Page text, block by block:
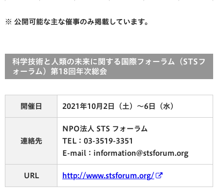
※ 公開可能な主な催事のみ掲載しています。
科学技術と人類の未来に関する国際フォーラム（STSフ
ォーラム）第18回年次総会
開催日 2021年10月2日（土）～6日（水）
連絡先
NPO法人 STS フォーラム
TEL：03-3519-3351
E-mail：information@stsforum.org
URL http://www.stsforum.org/